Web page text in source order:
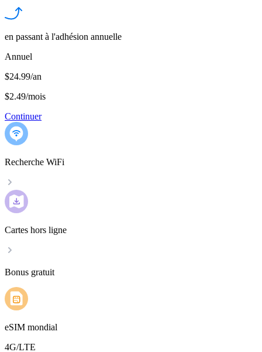
en passant à l'adhésion annuelle
Annuel
$24.99/an
$2.49/mois
Continuer
Recherche WiFi
Cartes hors ligne
Bonus gratuit
eSIM mondial
4G/LTE